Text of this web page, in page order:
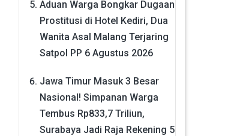
Aduan Warga Bongkar Dugaan
Prostitusi di Hotel Kediri, Dua
Wanita Asal Malang Terjaring
Satpol PP 6 Agustus 2026
Jawa Timur Masuk 3 Besar
Nasional! Simpanan Warga
Tembus Rp833,7 Triliun,
Surabaya Jadi Raja Rekening 5